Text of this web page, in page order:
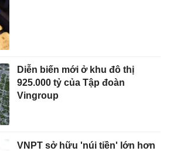
Diễn biến mới ở khu đô thị
925.000 tỷ của Tập đoàn
Vingroup
VNPT sở hữu 'núi tiền' lớn hơn